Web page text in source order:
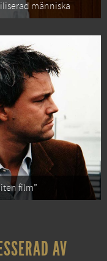
människa
film”
AV